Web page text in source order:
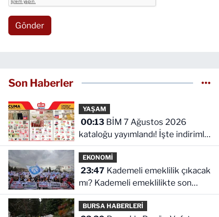
Gönder
Son Haberler
YAŞAM
00:13BİM 7 Ağustos 2026
kataloğu yayımlandı! İşte indirimli
ürünler ve fiyatları
EKONOMİ
23:47
mı? Kademeli emeklilikte son
durum ne!
BURSA HABERLERİ